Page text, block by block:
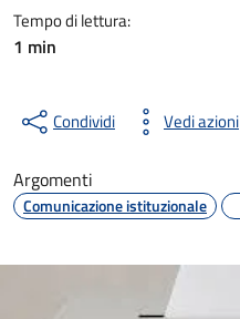
Tempo di lettura:
1 min
Condividi Vedi azioni
Argomenti
Comunicazione istituzionale